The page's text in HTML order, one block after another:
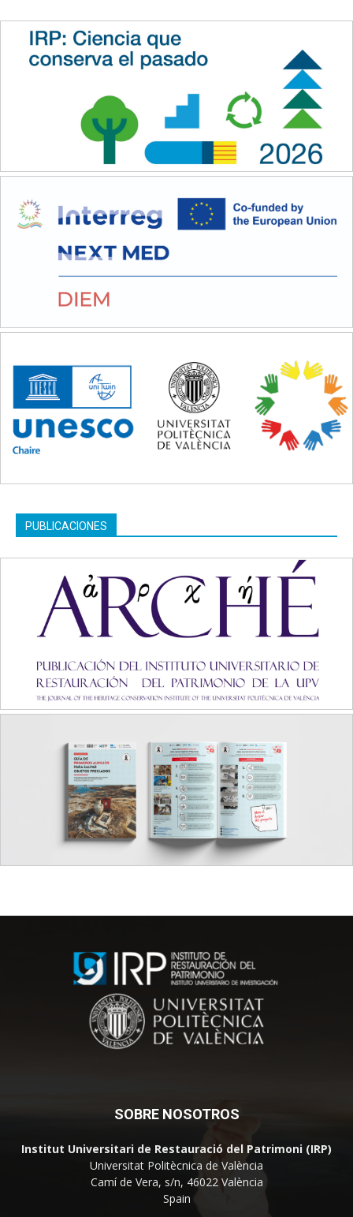
PUBLICACIONES
SOBRE NOSOTROS
Institut Universitari de Restauració del Patrimoni (IRP)
Universitat Politècnica de València
Camí de Vera, s/n, 46022 València
Spain